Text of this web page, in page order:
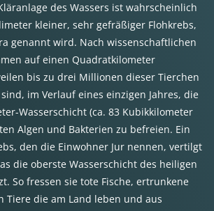
des Wassers ist wahrscheinlich
kleiner, sehr gefräßiger Flohkrebs,
genannt wird. Nach wissenschaftlichen
auf einen Quadratkilometer
bis zu drei Millionen dieser Tierchen
im Verlauf eines einzigen Jahres, die
Wasserschicht (ca. 83 Kubikkilometer
Algen und Bakterien zu befreien. Ein
den die Einwohner Jur nennen, vertilgt
die oberste Wasserschicht des heiligen
So fressen sie tote Fische, ertrunkene
Tiere die am Land leben und aus